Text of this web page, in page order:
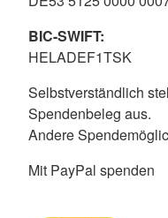
BIC-SWIFT:
HELADEF1TSK
Selbstverständlich
Spendenbeleg aus.
Andere
Mit PayPal spenden